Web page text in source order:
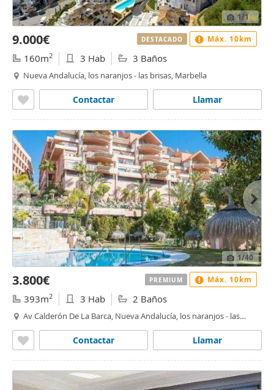
1/1
9.000€
160m2 3 Hab 3 Baños
Nueva Andalucía, los naranjos - las brisas, Marbella
Llamar
Contactar
DESTACADO Máx. 10km
1/40
3.800€
393m2 3 Hab 2 Baños
Av Calderón De La Barca, Nueva Andalucía, los naranjos - las
Llamar
Contactar
PREMIUM Máx. 10km